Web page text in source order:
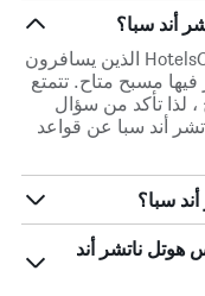
أند سبا؟
نعم. غالبً ما يبحث مستخدمو HotelsCombined الذين يسافرون
مسبح متاح. تتمتع
لذا تأكد من سؤال
أند سبا عن قواعد
سبا؟
هوتل ناتشر أند